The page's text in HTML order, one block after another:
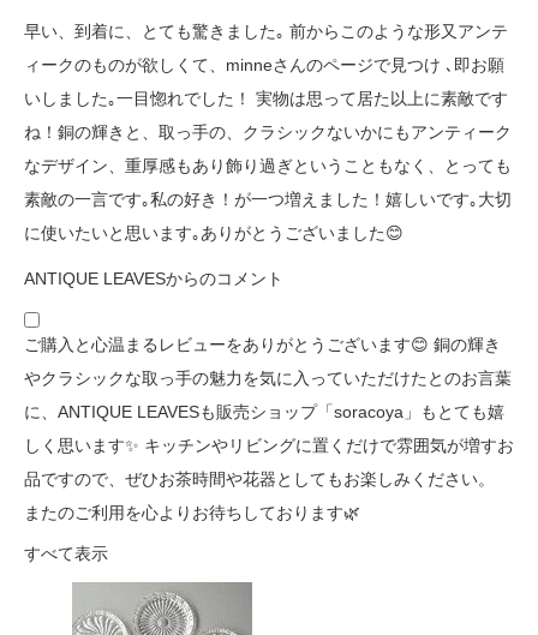
早い、到着に、とても驚きました｡ 前からこのような形又アンテ
ィークのものが欲しくて、minneさんのページで見つけ ､即お願
いしました｡一目惚れでした！ 実物は思って居た以上に素敵です
ね！銅の輝きと、取っ手の、クラシックないかにもアンティーク
なデザイン、重厚感もあり飾り過ぎということもなく、とっても
素敵の一言です｡私の好き！が一つ増えました！嬉しいです｡大切
に使いたいと思います｡ありがとうございました😊
ANTIQUE LEAVESからのコメント
ご購入と心温まるレビューをありがとうございます😊 銅の輝き
やクラシックな取っ手の魅力を気に入っていただけたとのお言葉
に、ANTIQUE LEAVESも販売ショップ「soracoya」もとても嬉
しく思います✨ キッチンやリビングに置くだけで雰囲気が増すお
品ですので、ぜひお茶時間や花器としてもお楽しみください。
またのご利用を心よりお待ちしております🌿
すべて表示